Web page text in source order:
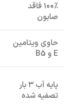
۱۰۰٪ فاقد
صابون
حاوی ویتامین
E و B5
پایه آب ۳ بار
تصفیه شده